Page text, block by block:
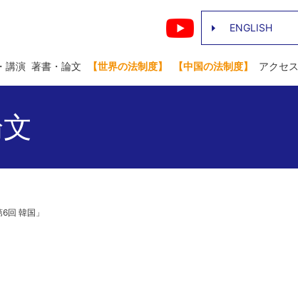
講演 著書・論文 【世界の法制度】 【中国の法制度】 アクセス
ENGLISH
韓国」